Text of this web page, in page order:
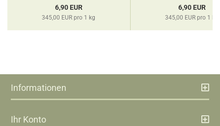
6,90 EUR
345,00 EUR pro 1 kg
6,90 EUR
345,00 EUR pro 1 kg
Informationen
Ihr Konto